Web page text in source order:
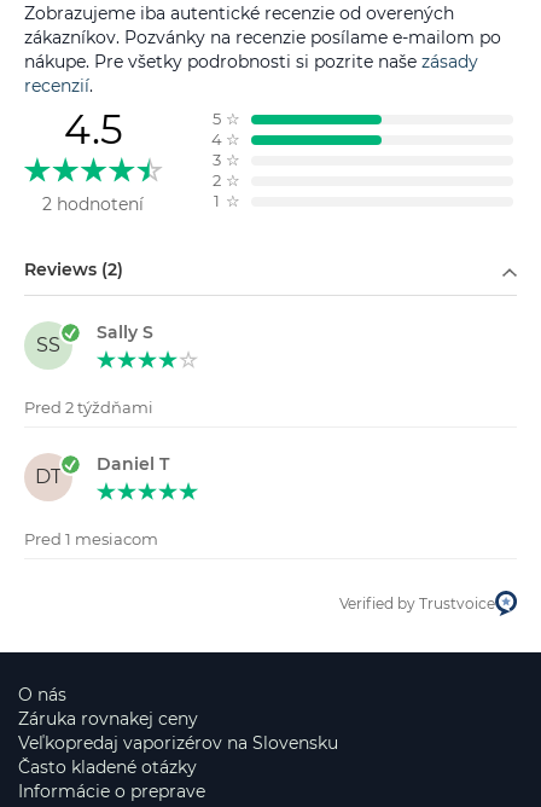
Zobrazujeme iba autentické recenzie od overených
zákazníkov. Pozvánky na recenzie posílame e-mailom po
nákupe. Pre všetky podrobnosti si pozrite naše zásady
recenzií.
4.5
2 hodnotení
5 ☆
4 ☆
3 ☆
2 ☆
1 ☆
Reviews (2)
SS
Sally S
Pred 2 týždňami
DT
Daniel T
Pred 1 mesiacom
Verified by Trustvoice
O nás
Záruka rovnakej ceny
Veľkopredaj vaporizérov na Slovensku
Často kladené otázky
Informácie o preprave